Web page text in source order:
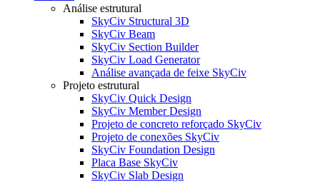
Análise estrutural
SkyCiv Structural 3D
SkyCiv Beam
SkyCiv Section Builder
SkyCiv Load Generator
Análise avançada de feixe SkyCiv
Projeto estrutural
SkyCiv Quick Design
SkyCiv Member Design
Projeto de concreto reforçado SkyCiv
Projeto de conexões SkyCiv
SkyCiv Foundation Design
Placa Base SkyCiv
SkyCiv Slab Design